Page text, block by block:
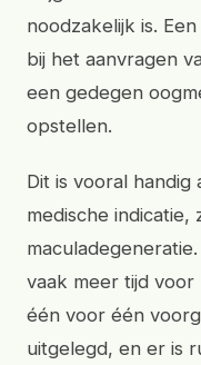
noodzakelijk is.
bij het aanvragen
een gedegen
opstellen.
Dit is vooral handig
medische indicatie,
vaak meer tijd
één voor één
uitgelegd, en er is